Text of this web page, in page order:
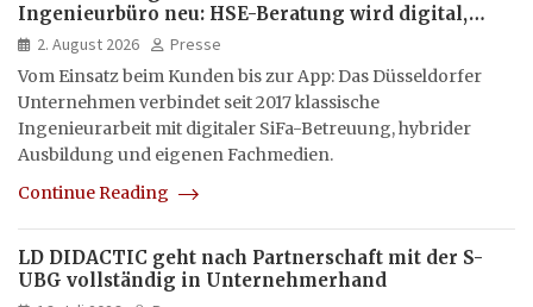
Ingenieurbüro neu: HSE-Beratung wird digital,
hybrid und multimedial
2. August 2026
Presse
Vom Einsatz beim Kunden bis zur App: Das Düsseldorfer
Unternehmen verbindet seit 2017 klassische
Ingenieurarbeit mit digitaler SiFa-Betreuung, hybrider
Ausbildung und eigenen Fachmedien.
Continue Reading
LD DIDACTIC geht nach Partnerschaft mit der S-
UBG vollständig in Unternehmerhand